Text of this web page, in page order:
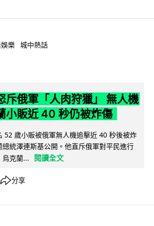
樂 城中熱話
斥俄軍「人肉狩獵」 無人機
小販近 40 秒仍被炸傷
52 歲小販被俄軍無人機追擊近 40 秒後被炸
統澤連斯基公開。他直斥俄軍對平民進行
烏克蘭...
閱讀全文
分享